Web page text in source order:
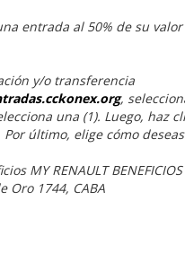
entrada al 50% de su
y/o transferencia
,
una (1). Luego, haz
Por último, elige cómo
RENAULT
Oro 1744, CABA